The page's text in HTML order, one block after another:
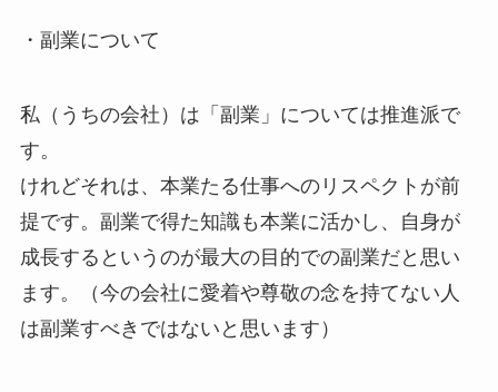
・副業について
私（うちの会社）は「副業」については推進派で
す。
けれどそれは、本業たる仕事へのリスペクトが前
提です。副業で得た知識も本業に活かし、自身が
成長するというのが最大の目的での副業だと思い
ます。（今の会社に愛着や尊敬の念を持てない人
は副業すべきではないと思います）